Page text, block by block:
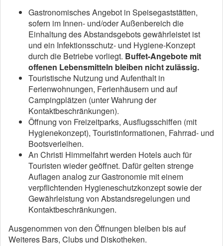
Gastronomisches Angebot in Speisegaststätten,
sofern im Innen- und/oder Außenbereich die
Einhaltung des Abstandsgebots gewährleistet ist
und ein Infektionsschutz- und Hygiene-Konzept
durch die Betriebe vorliegt. Buffet-Angebote mit
offenen Lebensmitteln bleiben nicht zulässig.
Touristische Nutzung und Aufenthalt in
Ferienwohnungen, Ferienhäusern und auf
Campingplätzen (unter Wahrung der
Kontaktbeschränkungen).
Öffnung von Freizeitparks, Ausflugsschiffen (mit
Hygienekonzept), Touristinformationen, Fahrrad- und
Bootsverleihen.
An Christi Himmelfahrt werden Hotels auch für
Touristen wieder geöffnet. Dafür gelten strenge
Auflagen analog zur Gastronomie mit einem
verpflichtenden Hygieneschutzkonzept sowie der
Gewährleistung von Abstandsregelungen und
Kontaktbeschränkungen.
Ausgenommen von den Öffnungen bleiben bis auf
Weiteres Bars, Clubs und Diskotheken.